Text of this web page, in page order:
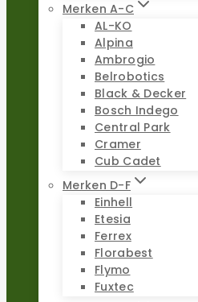
Merken A-C
AL-KO
Alpina
Ambrogio
Belrobotics
Black & Decker
Bosch Indego
Central Park
Cramer
Cub Cadet
Merken D-F
Einhell
Etesia
Ferrex
Florabest
Flymo
Fuxtec